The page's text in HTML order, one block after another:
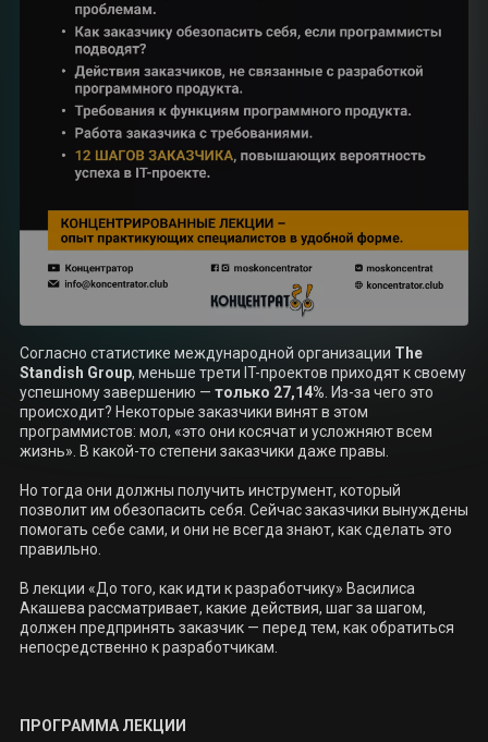
Согласно статистике международной организации The
Standish Group, меньше трети IT-проектов приходят к своему
успешному завершению — только 27,14% . Из-за чего это
происходит? Некоторые заказчики винят в этом
программистов: мол, «это они косячат и усложняют всем
жизнь». В какой-то степени заказчики даже правы.
Но тогда они должны получить инструмент, который
позволит им обезопасить себя. Сейчас заказчики вынуждены
помогать себе сами, и они не всегда знают, как сделать это
правильно.
В лекции «До того, как идти к разработчику» Василиса
Акашева рассматривает, какие действия, шаг за шагом,
должен предпринять заказчик — перед тем, как обратиться
непосредственно к разработчикам.
ПРОГРАММА ЛЕКЦИИ